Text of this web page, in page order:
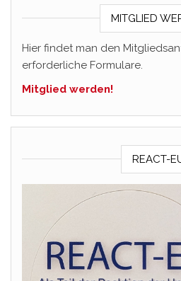
MITGLIED
Hier findet man den
erforderliche Formulare.
Mitglied werden!
REACT-